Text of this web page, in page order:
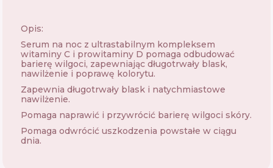
Opis:
Serum na noc z ultrastabilnym kompleksem
witaminy C i prowitaminy D pomaga odbudować
barierę wilgoci, zapewniając długotrwały blask,
nawilżenie i poprawę kolorytu.
Zapewnia długotrwały blask i natychmiastowe
nawilżenie.
Pomaga naprawić i przywrócić barierę wilgoci skóry.
Pomaga odwrócić uszkodzenia powstałe w ciągu
dnia.